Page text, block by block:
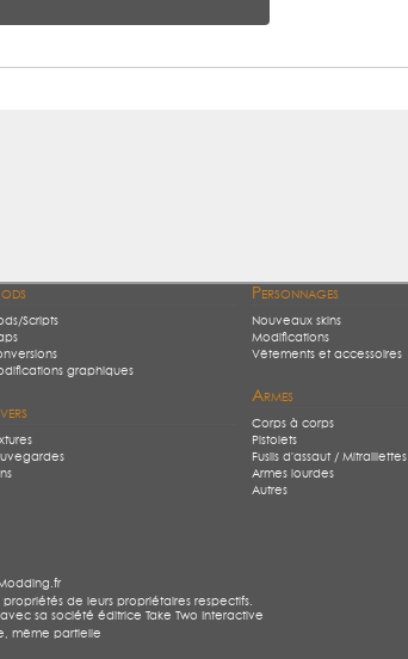
Scripts
graphiques
Personnages
Nouveaux skins
Modifications
Vêtements et accessoires
Armes
Corps à corps
Pistolets
Fusils d'assaut / Mitraillettes
Armes lourdes
Autres
de leurs propriétaires respectifs.
sa société éditrice Take Two Interactive
même partielle